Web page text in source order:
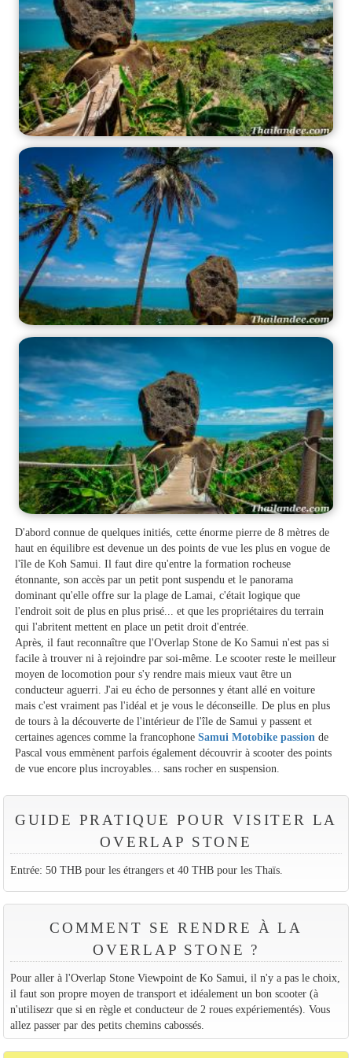
D'abord connue de quelques initiés, cette énorme pierre de 8 mètres de
haut en équilibre est devenue un des points de vue les plus en vogue de
l'île de Koh Samui. Il faut dire qu'entre la formation rocheuse
étonnante, son accès par un petit pont suspendu et le panorama
dominant qu'elle offre sur la plage de Lamai, c'était logique que
l'endroit soit de plus en plus prisé... et que les propriétaires du terrain
qui l'abritent mettent en place un petit droit d'entrée.
Après, il faut reconnaître que l'Overlap Stone de Ko Samui n'est pas si
facile à trouver ni à rejoindre par soi-même. Le scooter reste le meilleur
moyen de locomotion pour s'y rendre mais mieux vaut être un
conducteur aguerri. J'ai eu écho de personnes y étant allé en voiture
mais c'est vraiment pas l'idéal et je vous le déconseille. De plus en plus
de tours à la découverte de l'intérieur de l'île de Samui y passent et
certaines agences comme la francophoneSamui Motobike passion de
Pascal vous emmènent parfois également découvrir à scooter des points
de vue encore plus incroyables... sans rocher en suspension.
GUIDE PRATIQUE POUR VISITER LA
OVERLAP STONE
Entrée: 50 THB pour les étrangers et 40 THB pour les Thaïs.
COMMENT SE RENDRE À LA
OVERLAP STONE ?
Pour aller à l'Overlap Stone Viewpoint de Ko Samui, il n'y a pas le choix,
il faut son propre moyen de transport et idéalement un bon scooter (à
n'utilisezr que si en règle et conducteur de 2 roues expériementés). Vous
allez passer par des petits chemins cabossés.